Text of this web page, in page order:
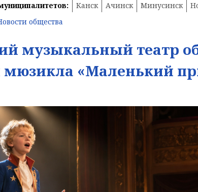
Канск Ачинск Минусинск
общества
музыкальный театр
мюзикла «Маленький